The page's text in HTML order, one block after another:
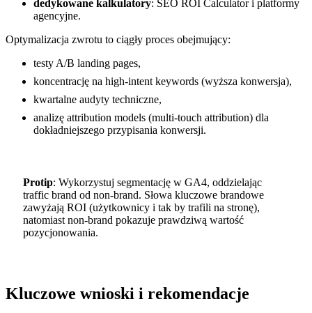
dedykowane kalkulatory: SEO ROI Calculator i platformy
agencyjne.
Optymalizacja zwrotu to ciągły proces obejmujący:
testy A/B landing pages,
koncentrację na high-intent keywords (wyższa konwersja),
kwartalne audyty techniczne,
analizę attribution models (multi-touch attribution) dla
dokładniejszego przypisania konwersji.
Protip: Wykorzystuj segmentację w GA4, oddzielając
traffic brand od non-brand. Słowa kluczowe brandowe
zawyżają ROI (użytkownicy i tak by trafili na stronę),
natomiast non-brand pokazuje prawdziwą wartość
pozycjonowania.
Kluczowe wnioski i rekomendacje